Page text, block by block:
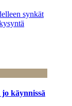
synkät
käynnissä